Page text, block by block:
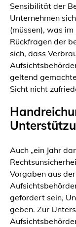
Sensibilität der
Unternehmen
(müssen), was
Rückfragen der
sich, dass
geltend
Sicht nicht
Auch „ein Jahr
Vorgaben aus
gefordert sein,
geben. Zur